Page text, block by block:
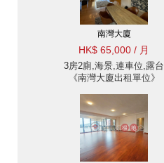
南灣大廈
HK$ 65,000 / 月
3房2廁,海景,連車位,露台
《南灣大廈出租單位》